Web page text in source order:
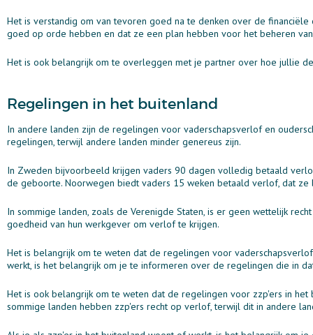
Het is verstandig om van tevoren goed na te denken over de
goed op orde hebben en dat ze een plan hebben voor het beheren
Het is ook belangrijk om te overleggen met je partner over hoe jullie
Regelingen in het buitenland
In andere landen zijn de regelingen voor vaderschapsverlof en
regelingen, terwijl andere landen minder genereus zijn.
In Zweden bijvoorbeeld krijgen vaders 90 dagen volledig betaald
de geboorte. Noorwegen biedt vaders 15 weken betaald verlof, dat
In sommige landen, zoals de Verenigde Staten, is er geen wettelijk
goedheid van hun werkgever om verlof te krijgen.
Het is belangrijk om te weten dat de regelingen voor
werkt, is het belangrijk om je te informeren over de regelingen die in
Het is ook belangrijk om te weten dat de regelingen voor zzp'ers in
sommige landen hebben zzp'ers recht op verlof, terwijl dit in andere